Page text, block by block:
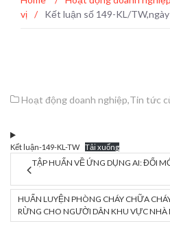
vị / Kết luận số 149-KL/
Hoạt động doanh nghiệp,Tin tức
Kết luận-149-KL-TW Tải xuống
TẬP HUẤN VỀ ỨNG DỤNG AI: ĐỔI
HUẤN LUYỆN PHÒNG CHÁY CHỮA
RỪNG CHO NGƯỜI DÂN KHU VỰC